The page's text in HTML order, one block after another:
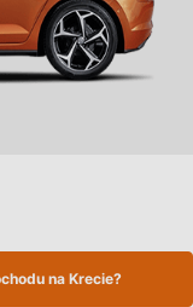
na Krecie?